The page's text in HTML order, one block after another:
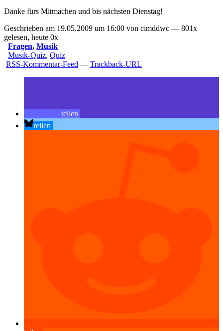
Danke fürs Mitmachen und bis nächsten Dienstag!
Geschrieben am 19.05.2009 um 16:00 von cimddwc — 801x
gelesen, heute 0x
Fragen, Musik
Musik-Quiz, Quiz
RSS-Kommentar-Feed — Trackback-URL
teilen
teilen